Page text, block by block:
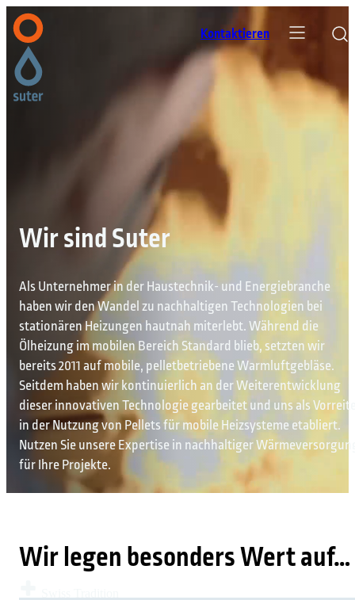
Kontaktieren
Wir sind Suter
Als Unternehmer in der Haustechnik- und Energiebranche
haben wir den Wandel zu nachhaltigen Technologien bei
stationären Heizungen hautnah miterlebt. Während die
Ölheizung im mobilen Bereich Standard blieb, setzten wir
bereits 2011 auf mobile, pelletbetriebene Warmluftgebläse.
Seitdem haben wir kontinuierlich an der Weiterentwicklung
dieser innovativen Technologie gearbeitet und uns als
in der Nutzung von Pellets für mobile Heizsysteme etabliert.
Nutzen Sie unsere Expertise in nachhaltiger
für Ihre Projekte.
Wir legen besonders Wert auf…